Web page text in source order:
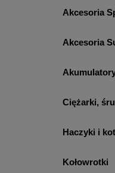
Akcesoria
Akcesoria
Ciężarki,
Haczyki i
Kołowrotki